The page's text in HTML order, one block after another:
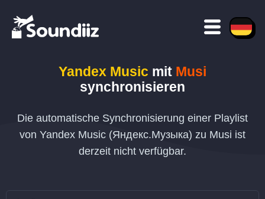
Yandex Music mit Musi
synchronisieren
Die automatische Synchronisierung einer Playlist
von Yandex Music (Яндекс.Музыка) zu Musi ist
derzeit nicht verfügbar.